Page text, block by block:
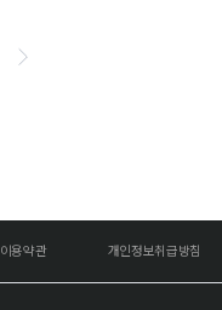
이용약관 개인정보취급방침